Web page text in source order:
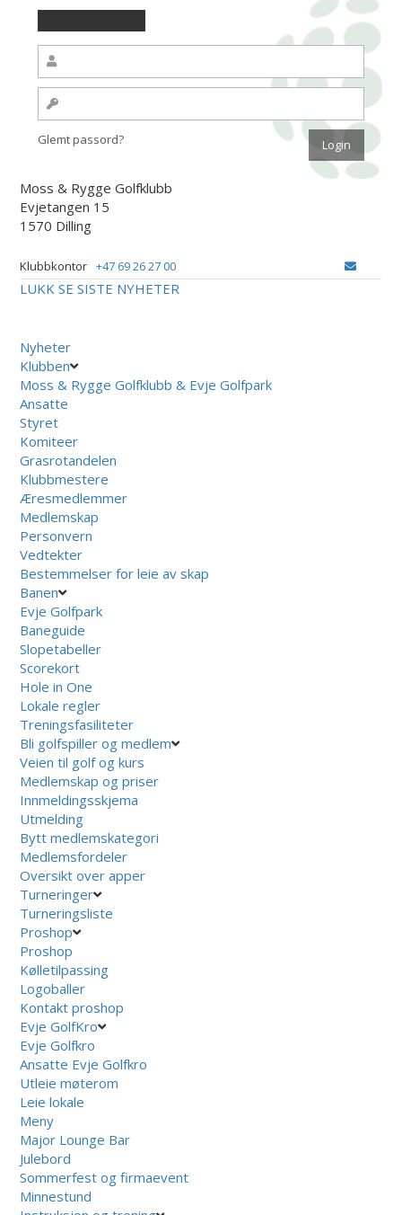
Glemt passord?
Moss & Rygge Golfklubb
Evjetangen 15
1570 Dilling
Klubbkontor +47 69 26 27 00
LUKK SE SISTE NYHETER
Nyheter
Klubben
Moss & Rygge Golfklubb & Evje Golfpark
Ansatte
Styret
Komiteer
Grasrotandelen
Klubbmestere
Æresmedlemmer
Medlemskap
Personvern
Vedtekter
Bestemmelser for leie av skap
Banen
Evje Golfpark
Baneguide
Slopetabeller
Scorekort
Hole in One
Lokale regler
Treningsfasiliteter
Bli golfspiller og medlem
Veien til golf og kurs
Medlemskap og priser
Innmeldingsskjema
Utmelding
Bytt medlemskategori
Medlemsfordeler
Oversikt over apper
Turneringer
Turneringsliste
Proshop
Proshop
Kølletilpassing
Logoballer
Kontakt proshop
Evje GolfKro
Evje Golfkro
Ansatte Evje Golfkro
Utleie møterom
Leie lokale
Meny
Major Lounge Bar
Julebord
Sommerfest og firmaevent
Minnestund